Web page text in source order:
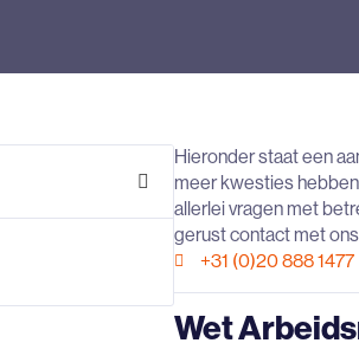
Hieronder staat een
meer kwesties
allerlei vragen met
gerust contact met
+31 (0)20 888 1477
Wet